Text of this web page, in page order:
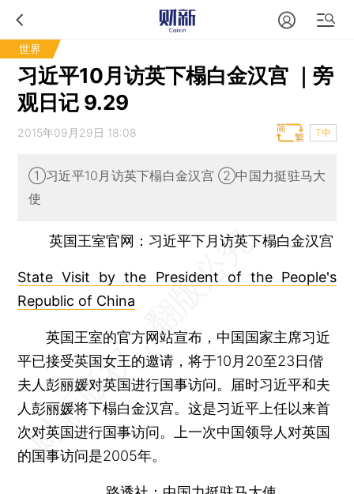
世界
习近平10月访英下榻白金汉宫 ｜旁
观日记 9.29
2015年09月29日 18:08 T中
①习近平10月访英下榻白金汉宫 ②中国力挺驻马大
使
英国王室官网：习近平下月访英下榻白金汉宫
State Visit by the President of the People's
Republic of China
英国王室的官方网站宣布，中国国家主席习近
平已接受英国女王的邀请，将于10月20至23日偕
夫人彭丽媛对英国进行国事访问。届时习近平和夫
人彭丽媛将下榻白金汉宫。这是习近平上任以来首
次对英国进行国事访问。上一次中国领导人对英国
的国事访问是2005年。